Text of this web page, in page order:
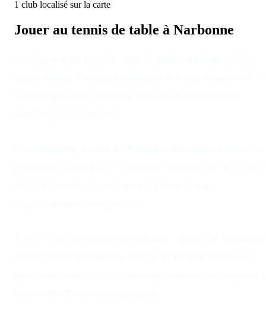
1 club localisé sur la carte
Jouer au tennis de table à Narbonne